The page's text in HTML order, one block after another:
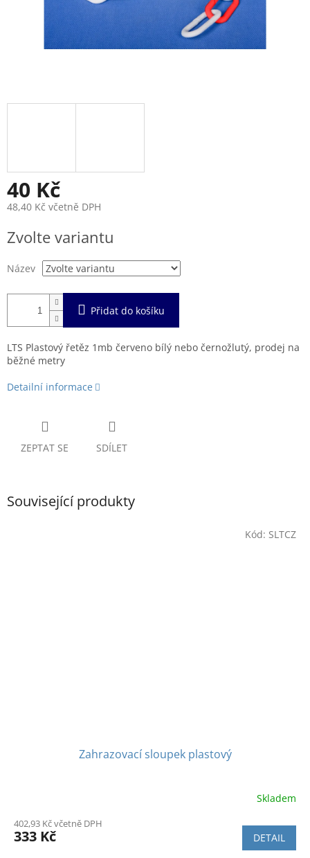
40 Kč
48,40 Kč včetně DPH
cena:
Zvolte variantu
Název
Přidat do košíku
LTS Plastový řetěz 1mb červeno bílý nebo černožlutý, prodej na
běžné metry
Detailní informace
ZEPTAT SE SDÍLET
Související produkty
Zahrazovací sloupek plastový
produktu
je
Skladem
402,93 Kč včetně DPH
333 Kč DETAIL
Kód: SLTCZ